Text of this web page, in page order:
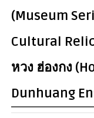
(Museum
Cultural
หวง ฮ่องกง
Dunhuang